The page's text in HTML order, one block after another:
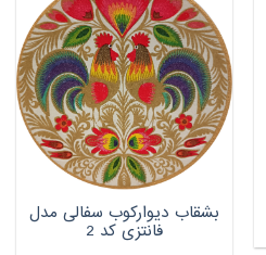
بشقاب دیوارکوب سفالی مدل
فانتزی کد 2